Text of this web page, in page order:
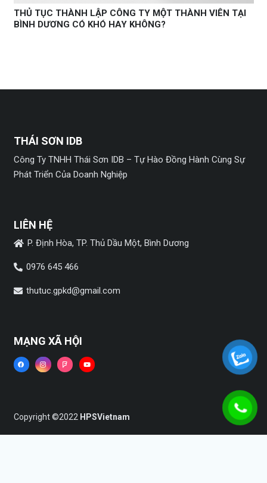
THỦ TỤC THÀNH LẬP CÔNG TY MỘT THÀNH VIÊN TẠI
BÌNH DƯƠNG CÓ KHÓ HAY KHÔNG?
THÁI SƠN IDB
Công Ty TNHH Thái Sơn IDB – Tự Hào Đồng Hành Cùng Sự
Phát Triển Của Doanh Nghiệp
LIÊN HỆ
P. Định Hòa, TP. Thủ Dầu Một, Bình Dương
0976 645 466
thutuc.gpkd@gmail.com
MẠNG XÃ HỘI
Copyright ©2022 HPSVietnam